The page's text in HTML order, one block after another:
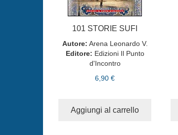
101 STORIE SUFI
Autore: Arena Leonardo V.
Editore: Edizioni Il Punto
d'Incontro
6,90 €
Aggiungi al carrello